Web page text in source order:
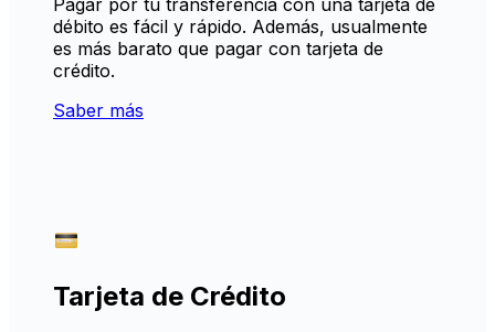
débito es fácil y rápido. Además, usualmente
es más barato que pagar con tarjeta de
crédito.
Saber más
Tarjeta de Crédito